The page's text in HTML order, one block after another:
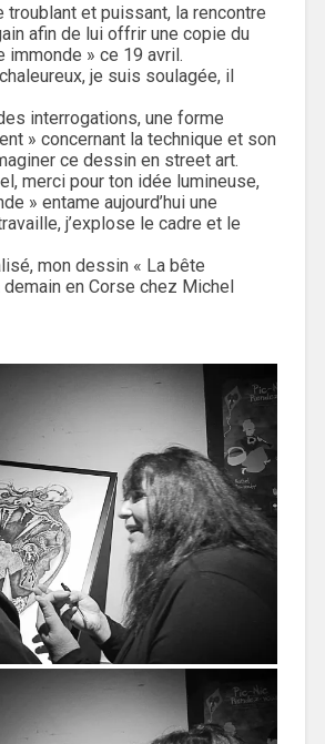
troublant et puissant, la rencontre
afin de lui offrir une copie du
immonde » ce 19 avril.
je suis soulagée, il
interrogations, une forme
» concernant la technique et son
ce dessin en street art.
merci pour ton idée lumineuse,
» entame aujourd’hui une
j’explose le cadre et le
mon dessin « La bête
en Corse chez Michel